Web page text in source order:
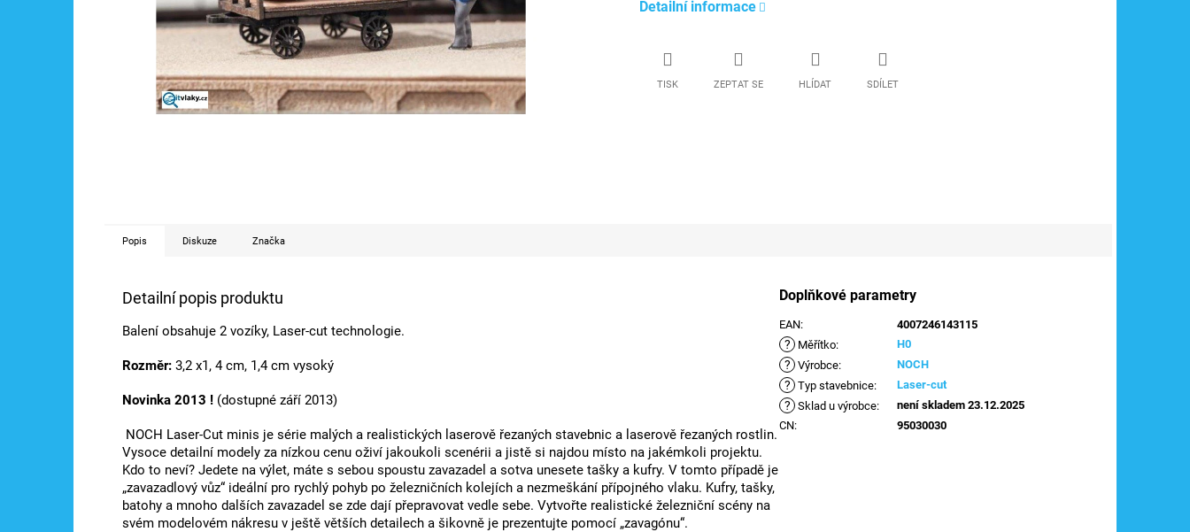
Detailní informace
TISK ZEPTAT SE HLÍDAT SDÍLET
Popis Diskuze Značka
Detailní popis produktu
Balení obsahuje 2 vozíky, Laser-cut technologie.
Rozměr: 3,2 x1, 4 cm, 1,4 cm vysoký
Novinka 2013 ! (dostupné září 2013)
NOCH Laser-Cut minis je série malých a realistických laserově řezaných stavebnic a laserově řezaných rostlin.
Vysoce detailní modely za nízkou cenu oživí jakoukoli scenérii a jistě si najdou místo na jakémkoli projektu.
Kdo to neví? Jedete na výlet, máte s sebou spoustu zavazadel a sotva unesete tašky a kufry. V tomto případě je
„zavazadlový vůz“ ideální pro rychlý pohyb po železničních kolejích a nezmeškání přípojného vlaku. Kufry, tašky,
batohy a mnoho dalších zavazadel se zde dají přepravovat vedle sebe. Vytvořte realistické železniční scény na
svém modelovém nákresu v ještě větších detailech a šikovně je prezentujte pomocí „zavagónu“.
Doplňkové parametry
EAN: 4007246143115
? Měřítko: H0
? Výrobce: NOCH
? Typ stavebnice: Laser-cut
? Sklad u výrobce:
není skladem 23.12.2025
CN: 95030030